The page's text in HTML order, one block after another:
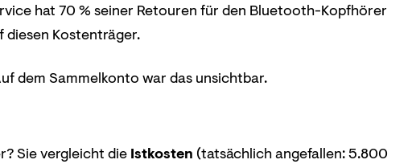
hat 70 % seiner Retouren für den Bluetooth-Kopfhörer
Kostenträger.
dem Sammelkonto war das unsichtbar.
Sie vergleicht die Istkosten (tatsächlich angefallen: 5.800